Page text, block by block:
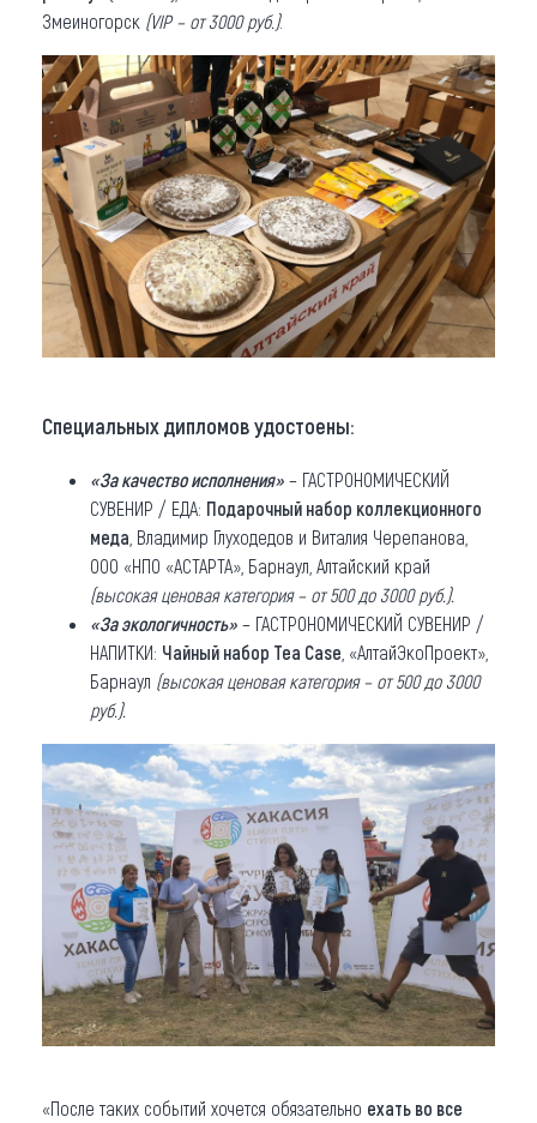
Змеиногорск (VIP – от 3000 руб.).
Специальных дипломов удостоены:
«За качество исполнения» – ГАСТРОНОМИЧЕСКИЙ
СУВЕНИР / ЕДА: Подарочный набор коллекционного
меда , Владимир Глуходедов и Виталия Черепанова,
ООО «НПО «АСТАРТА», Барнаул, Алтайский край
(высокая ценовая категория – от 500 до 3000 руб.).
«За экологичность» – ГАСТРОНОМИЧЕСКИЙ СУВЕНИР /
НАПИТКИ: Чайный набор Tea Case , «АлтайЭкоПроект»,
Барнаул (высокая ценовая категория – от 500 до 3000
руб.).
«После таких событий хочется обязательно ехать во все